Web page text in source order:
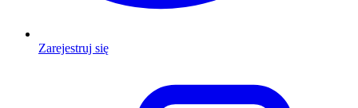
Zarejestruj się